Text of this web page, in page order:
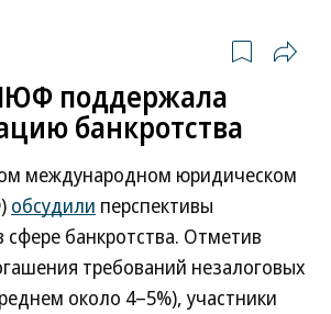
поддержала
банкротства
международном юридическом
обсудили перспективы
банкротства. Отметив
требований незалоговых
около 4–5%), участники